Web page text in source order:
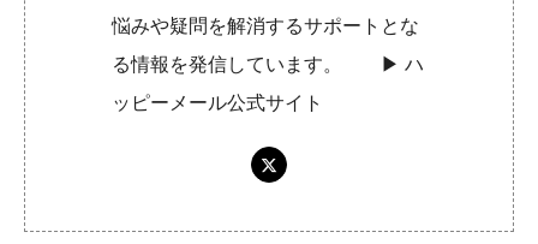
悩みや疑問を解消するサポートとな
る情報を発信しています。 ▶︎ハ
ッピーメール公式サイト